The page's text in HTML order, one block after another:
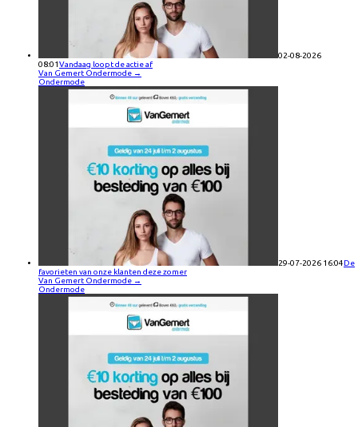
02-08-2026
08:01Vandaag loopt de actie af
Van Gemert Ondermode →
Ondermode
29-07-2026 16:04De
favorieten van onze klanten deze zomer
Van Gemert Ondermode →
Ondermode